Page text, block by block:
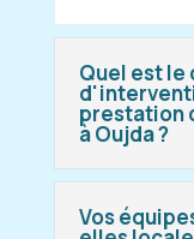
Quel est le
prestation
à Oujda ?
Vos